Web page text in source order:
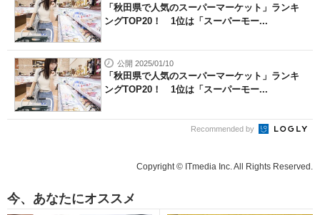
「秋田県で人気のスーパーマーケット」ランキ
ングTOP20！ 1位は「スーパーモー...
公開 2025/01/10
「秋田県で人気のスーパーマーケット」ランキ
ングTOP20！ 1位は「スーパーモー...
Recommended by
Copyright © ITmedia Inc. All Rights Reserved.
今、あなたにオススメ